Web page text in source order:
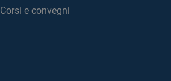
Corsi e convegni